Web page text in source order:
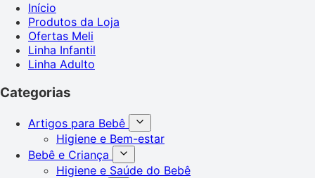
Início
Produtos da Loja
Ofertas Meli
Linha Infantil
Linha Adulto
Categorias
Artigos para Bebê
Higiene e Bem-estar
Bebê e Criança
Higiene e Saúde do Bebê